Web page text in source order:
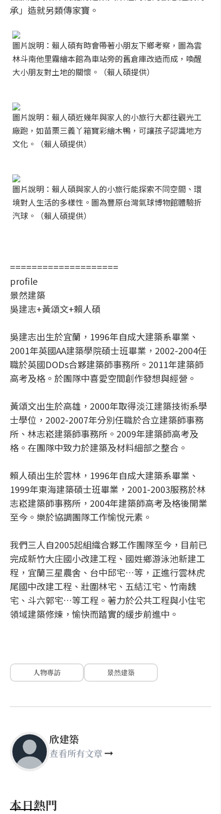
承」造就另類傳家寶。
圖片說明：賴人碩有時會帶著小朋友下鄉考察，圖為雲
林斗南他里霧繪本館為車站旁的舊倉庫改造而成，喚醒
大小朋友對土地的關懷。（賴人碩提供）
圖片說明：賴人碩近幾年與家人的小旅行大都往觀光工
廠跑，如苗栗三義丫箱寶彩繪木鴨，可讓孩子認識地方
文化。（賴人碩提供）
圖片說明：賴人碩與家人的小旅行能探索不同空間、環
境對人生活的多樣性。圖為豐原台灣氣球博物館體驗折
汽球。（賴人碩提供）
====================
profile
景然建築
吳建志+黃頌文+賴人碩
吳建志出生於宜蘭，1996年自成大建築系畢業、
2001年英國AA建築學院碩士班畢業，2002-2004任
職於英國DODs合夥建築師事務所。2011年建築師
高考及格。於團隊中喜愛空間創作發想與經營。
黃頌文出生於高雄，2000年取得淡江建築技術系學
士學位，2002-2007年分別任職於合立建築師事務
所、林志崧建築師事務所。2009年建築師高考及
格。在團隊中致力於建築及材料細部之整合。
賴人碩出生於雲林，1996年自成大建築系畢業、
1999年東海建築碩士班畢業，2001-2003服務於林
志崧建築師事務所，2004年建築師高考及格後開業
至今。樂於協調團隊工作愉悅元素。
我們三人自2005起組織合夥工作團隊至今，目前已
完成新竹大庄國小改建工程、國姓鄉游泳池新建工
程，宜蘭三星農舍、台中邱宅…等，正進行雲林虎
尾國中改建工程、壯圍林宅、五結江宅、竹南魏
宅、斗六郭宅…等工程。著力於公共工程與小住宅
領域建築修煉，愉快而踏實的緩步前進中。
人物專訪 景然建築
欣建築
查看所有文章
本日熱門